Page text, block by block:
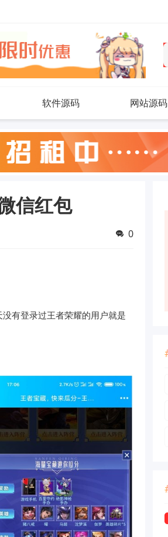
软件源码 网站源码
信红包
0
有登录过王者荣耀的用户就是